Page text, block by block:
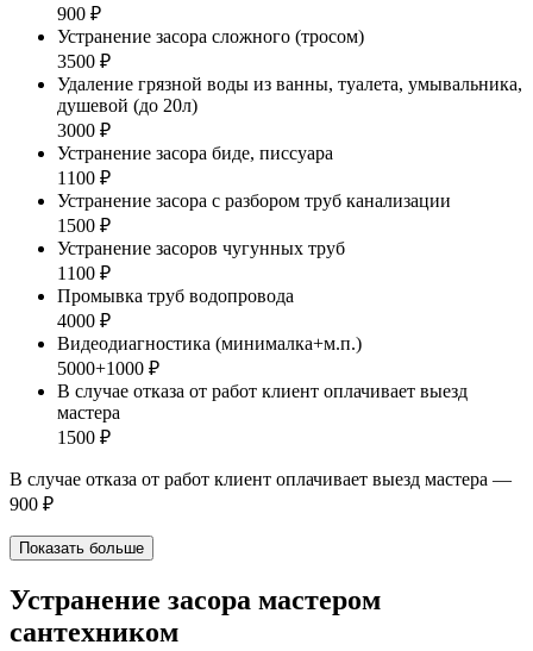
900 ₽
Устранение засора сложного (тросом)
3500 ₽
Удаление грязной воды из ванны, туалета, умывальника,
душевой (до 20л)
3000 ₽
Устранение засора биде, писсуара
1100 ₽
Устранение засора с разбором труб канализации
1500 ₽
Устранение засоров чугунных труб
1100 ₽
Промывка труб водопровода
4000 ₽
Видеодиагностика (минималка+м.п.)
5000+1000 ₽
В случае отказа от работ клиент оплачивает выезд
мастера
1500 ₽
В случае отказа от работ клиент оплачивает выезд мастера —
900 ₽
Показать больше
Устранение засора мастером
сантехником